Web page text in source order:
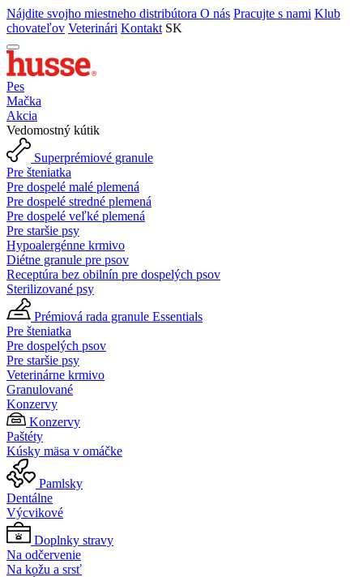
Nájdite svojho miestneho distribútora O nás Pracujte s nami Klub
chovateľov Veterinári Kontakt SK
Pes
Mačka
Akcia
Vedomostný kútik
Superprémiové granule
Pre šteniatka
Pre dospelé malé plemená
Pre dospelé stredné plemená
Pre dospelé veľké plemená
Pre staršie psy
Hypoalergénne krmivo
Diétne granule pre psov
Receptúra bez obilnín pre dospelých psov
Sterilizované psy
Prémiová rada granule Essentials
Pre šteniatka
Pre dospelých psov
Pre staršie psy
Veterinárne krmivo
Granulované
Konzervy
Konzervy
Paštéty
Kúsky mäsa v omáčke
Pamlsky
Dentálne
Výcvikové
Doplnky stravy
Na odčervenie
Na kožu a srsť